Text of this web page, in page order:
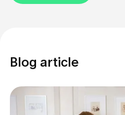
Baby gallery
Blog
Publications
Blog article